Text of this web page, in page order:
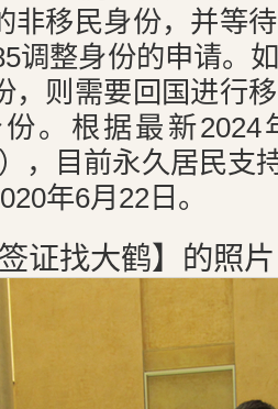
非移民身份，并等
调整身份的申请。
，则需要回国进行
。根据最新
），目前永久居民支
年6月22日。
证找大鹤】的照片